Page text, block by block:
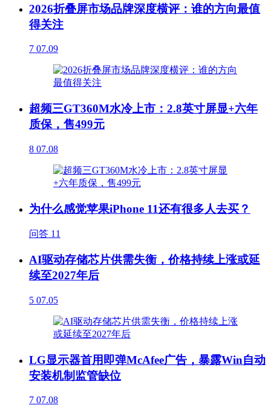
2026折叠屏市场品牌深度横评：谁的方向最值
得关注
7 07.09
超频三GT360M水冷上市：2.8英寸屏显+六年
质保，售499元
8 07.08
为什么感觉苹果iPhone 11还有很多人去买？
问答 11
AI驱动存储芯片供需失衡，价格持续上涨或延
续至2027年后
5 07.05
LG显示器首用即弹McAfee广告，暴露Win自动
安装机制监管缺位
7 07.08